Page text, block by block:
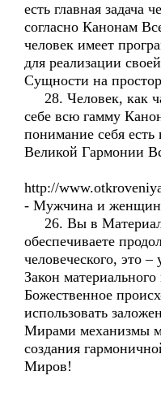
есть главная задача
согласно Канонам
человек имеет
для реализации
Сущности на
28. Человек, как
себе всю гамму
понимание себя
Великой Гармонии
http://
- Мужчина и
26. Вы в
обеспечиваете
человеческого, это
Закон
Божественное
использовать
Мирами механизмы
создания
Миров!